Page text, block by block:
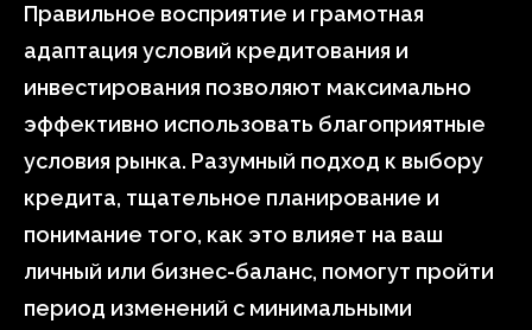
Правильное восприятие и грамотная
адаптация условий кредитования и
инвестирования позволяют максимально
эффективно использовать благоприятные
условия рынка. Разумный подход к выбору
кредита, тщательное планирование и
понимание того, как это влияет на ваш
личный или бизнес-баланс, помогут пройти
период изменений с минимальными